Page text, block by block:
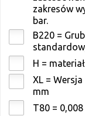
zakresów
bar.
B220 =
H =
XL =
mm
T80 =